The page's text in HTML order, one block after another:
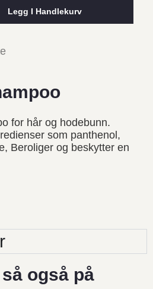
Legg I Handlekurv
for hår og hodebunn.
som panthenol,
Beroliger og beskytter en
også på